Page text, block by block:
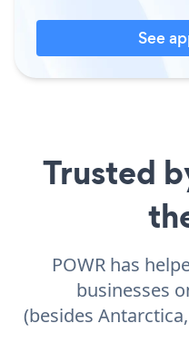
See
Trusted
POWR has
businesses
(besides